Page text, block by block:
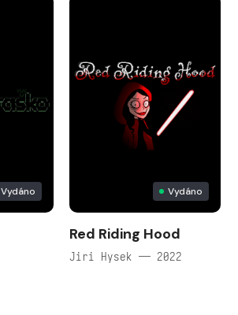
Vydáno Vydáno
Red Riding Hood
Jiri Hysek — 2022